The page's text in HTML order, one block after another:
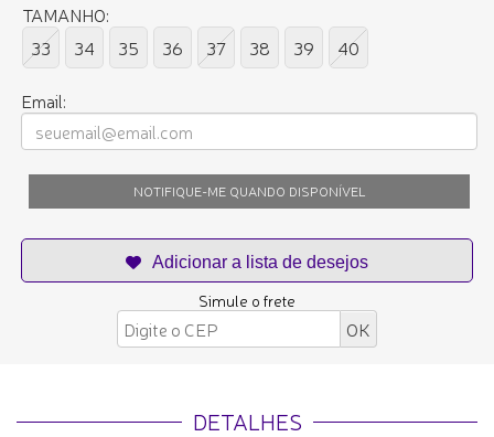
TAMANHO:
33
34 35 36 37 38 39 40
Email:
NOTIFIQUE-ME QUANDO DISPONÍVEL
Simule o frete
DETALHES